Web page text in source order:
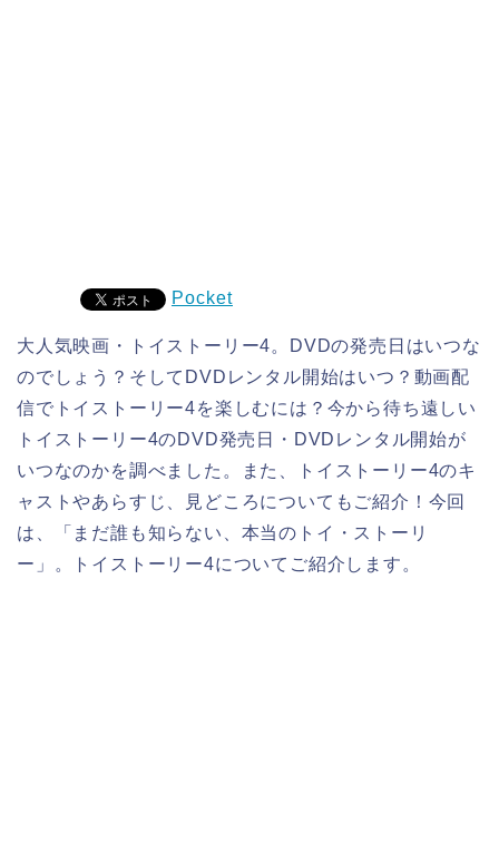
Pocket
大人気映画・トイストーリー4。DVDの発売日はいつな
のでしょう？そしてDVDレンタル開始はいつ？動画配
信でトイストーリー4を楽しむには？今から待ち遠しい
トイストーリー4のDVD発売日・DVDレンタル開始が
いつなのかを調べました。また、トイストーリー4のキ
ャストやあらすじ、見どころについてもご紹介！今回
は、「まだ誰も知らない、本当のトイ・ストーリ
ー」。トイストーリー4についてご紹介します。